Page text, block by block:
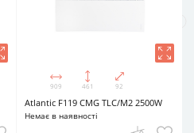
909 461 92
Atlantic F119 CMG TLC/M2 2500W
Немає в наявності